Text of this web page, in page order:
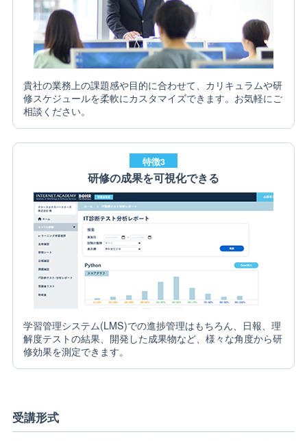
貴社の業務上の課題感や目的に合わせて、カリキュラムや研
修スケジュールを柔軟にカスタマイズできます。お気軽にご
相談ください。
特徴3
研修の成果を可視化できる
学習管理システム(LMS)での進捗管理はもちろん、日報、理
解度テストの結果、開発した成果物など、様々な角度から研
修効果を測定できます。
受講形式